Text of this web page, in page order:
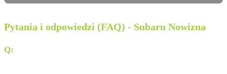
Pytania i odpowiedzi (FAQ) - Subaru Nowizna
Q: